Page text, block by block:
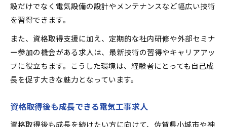
設だけでなく電気設備の設計やメンテナンスなど幅広い技術
を習得できます。
また、資格取得支援に加え、定期的な社内研修や外部セミナ
ー参加の機会がある求人は、最新技術の習得やキャリアアッ
プに役立ちます。こうした環境は、経験者にとっても自己成
長を促す大きな魅力となっています。
資格取得後も成長できる電気工事求人
資格取得後も成長を続けたい方に向けて、佐賀県小城市や神